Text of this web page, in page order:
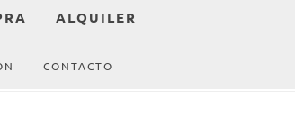
ALQUILER
CONTACTO